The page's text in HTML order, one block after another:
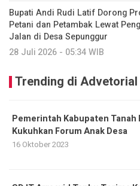
Bupati Andi Rudi Latif Dorong
Petani dan Petambak Lewat
Jalan di Desa Sepunggur
28 Juli 2026 - 05:34 WIB
Trending di Advetorial
Pemerintah Kabupaten Tanah
Kukuhkan Forum Anak Desa
16 Oktober 2023